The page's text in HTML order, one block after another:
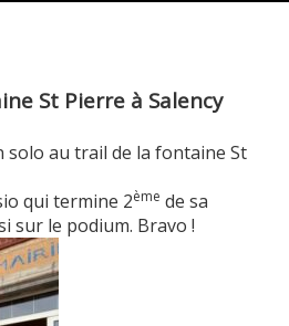
St Pierre à Salency
au trail de la fontaine St
qui termine 2ème de sa
sur le podium. Bravo !